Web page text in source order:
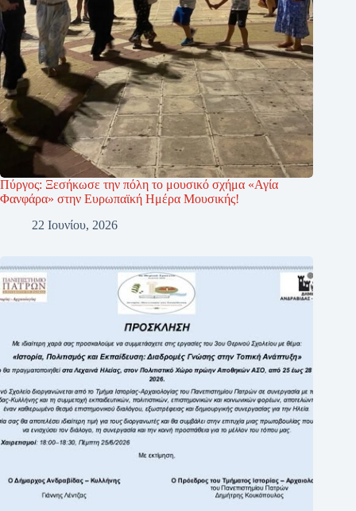
Πύργος: Ξεσήκωσε την πόλη το μουσικό σχήμα «Αγία
Φανφάρα» στην Ευρωπαϊκή Ημέρα Μουσικής!
22 Ιουνίου, 2026